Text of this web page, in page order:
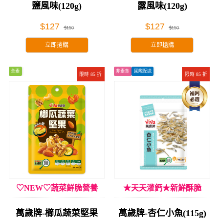
鹽風味(120g)
$127 $150
立即搶購
露風味(120g)
$127 $150
立即搶購
限時 85 折
全素
♡NEW♡蔬菜鮮脆營養
萬歲牌-櫛瓜蔬菜堅果
限時 85 折
非素食 國際配送
★天天灌鈣★新鮮酥脆
萬歲牌-杏仁小魚(115g)